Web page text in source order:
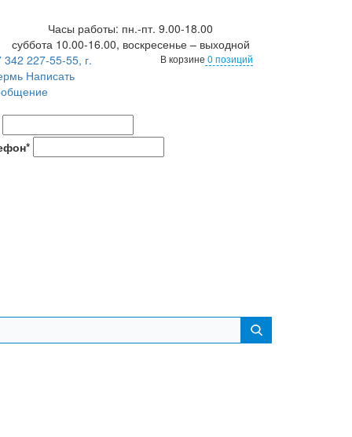
Часы работы: пн.-пт. 9.00-18.00
суббота 10.00-16.00, воскресенье – выходной
342 227-55-55, г.
Написать
В корзине 0 позиций